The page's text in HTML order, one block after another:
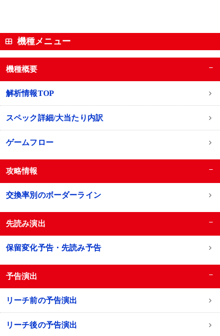
機種メニュー
機種概要 −
解析情報TOP
スペック詳細/大当たり内訳
ゲームフロー
攻略情報 −
交換率別のボーダーライン
先読み演出 −
保留変化予告・先読み予告
予告演出 −
リーチ前の予告演出
リーチ後の予告演出